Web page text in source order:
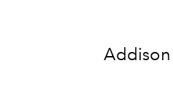
Addison